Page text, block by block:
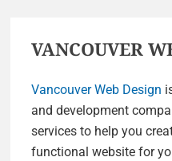
VANCOUVER
Vancouver Web Design
and development
services to help you
functional website for